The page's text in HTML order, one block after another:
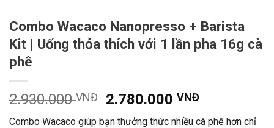
Combo Wacaco Nanopresso + Barista
Kit | Uống thỏa thích với 1 lần pha 16g cà
phê
2.930.000VNĐ 2.780.000VNĐ
Combo Wacaco giúp bạn thưởng thức nhiều cà phê hơn chỉ